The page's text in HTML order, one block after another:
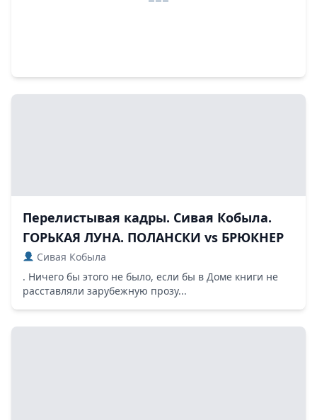
Перелистывая кадры. Сивая Кобыла.
ГОРЬКАЯ ЛУНА. ПОЛАНСКИ vs БРЮКНЕР
Сивая Кобыла
. Ничего бы этого не было, если бы в Доме книги не
расставляли зарубежную прозу...